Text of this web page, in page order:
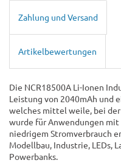
Zahlung und Versand
Artikelbewertungen
Die NCR18500A Li-Ionen
Leistung von 2040mAh und
welches mittel weile, bei
wurde für Anwendungen
niedrigem Stromverbrauch
Modellbau, Industrie, LEDs,
Powerbanks.